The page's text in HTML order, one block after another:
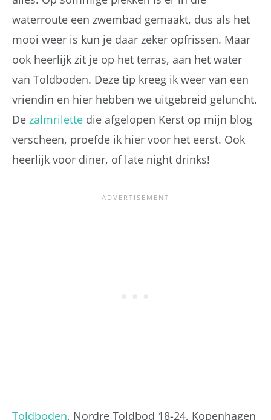
waterroute een zwembad gemaakt, dus als het
mooi weer is kun je daar zeker opfrissen. Maar
ook heerlijk zit je op het terras, aan het water
van Toldboden. Deze tip kreeg ik weer van een
vriendin en hier hebben we uitgebreid geluncht.
De zalmrilette die afgelopen Kerst op mijn blog
verscheen, proefde ik hier voor het eerst. Ook
heerlijk voor diner, of late night drinks!
Toldboden, Nordre Toldbod 18-24, Kopenhagen